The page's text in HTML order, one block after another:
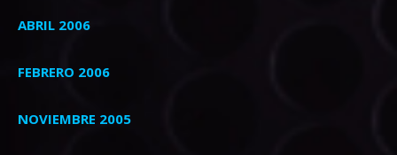
ABRIL 2006
FEBRERO 2006
NOVIEMBRE 2005